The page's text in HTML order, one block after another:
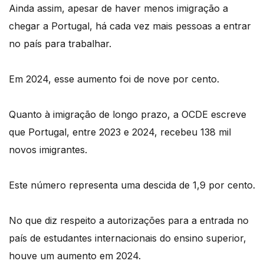
Ainda assim, apesar de haver menos imigração a
chegar a Portugal, há cada vez mais pessoas a entrar
no país para trabalhar.
Em 2024, esse aumento foi de nove por cento.
Quanto à imigração de longo prazo, a OCDE escreve
que Portugal, entre 2023 e 2024, recebeu 138 mil
novos imigrantes.
Este número representa uma descida de 1,9 por cento.
No que diz respeito a autorizações para a entrada no
país de estudantes internacionais do ensino superior,
houve um aumento em 2024.